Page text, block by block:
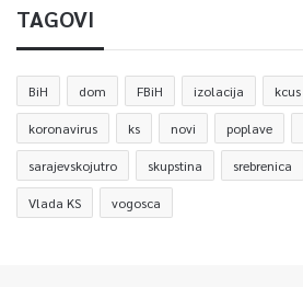
TAGOVI
BiH dom FBiH izolacija kcus
koronavirus ks novi poplave
sarajevskojutro skupstina srebrenica
Vlada KS vogosca